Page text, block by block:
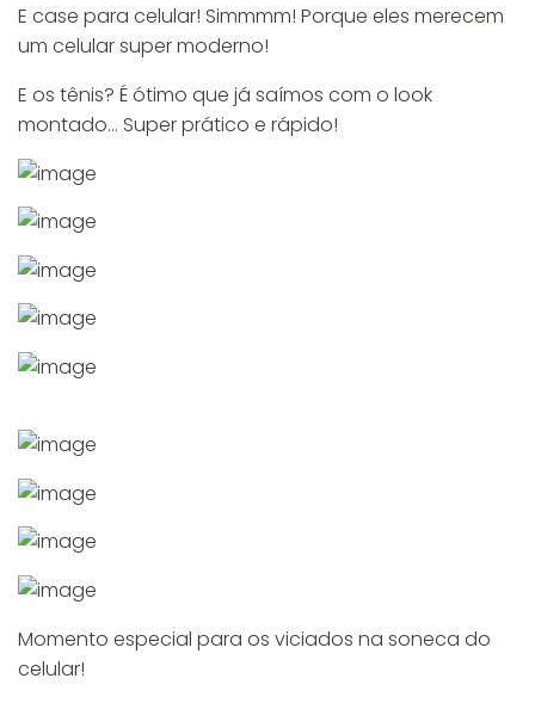
E case para celular! Simmmm! Porque eles merecem
um celular super moderno!
E os tênis? É ótimo que já saímos com o look
montado… Super prático e rápido!
Momento especial para os viciados na soneca do
celular!